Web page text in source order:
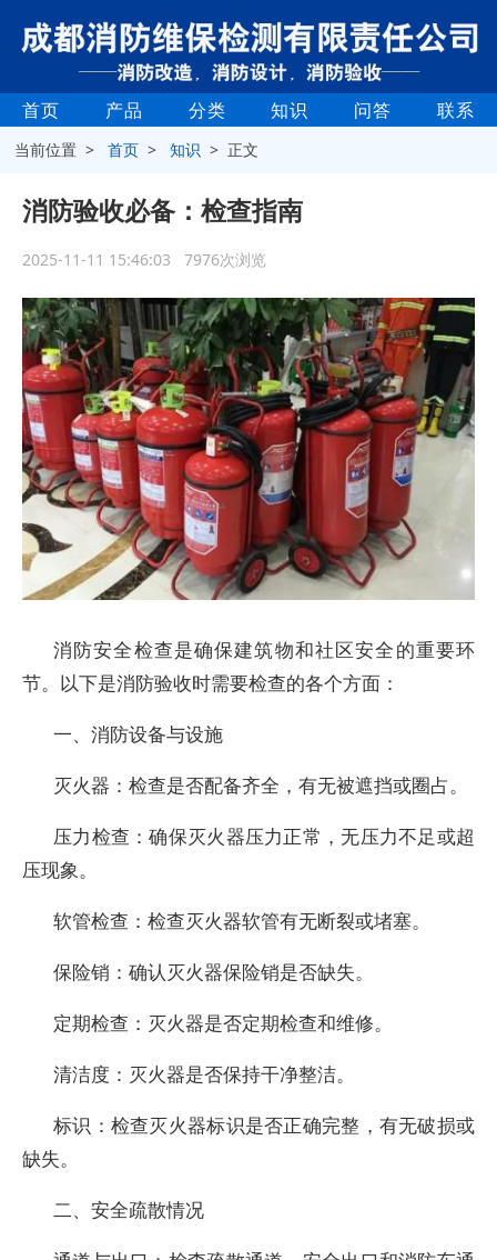
首页 产品 分类 知识 问答 联系
当前位置 >首页 >知识 > 正文
消防验收必备：检查指南
2025-11-11 15:46:03 7976次浏览
消防安全检查是确保建筑物和社区安全的重要环
节。以下是消防验收时需要检查的各个方面：
一、消防设备与设施
灭火器：检查是否配备齐全，有无被遮挡或圈占。
压力检查：确保灭火器压力正常，无压力不足或超
压现象。
软管检查：检查灭火器软管有无断裂或堵塞。
保险销：确认灭火器保险销是否缺失。
定期检查：灭火器是否定期检查和维修。
清洁度：灭火器是否保持干净整洁。
标识：检查灭火器标识是否正确完整，有无破损或
缺失。
二、安全疏散情况